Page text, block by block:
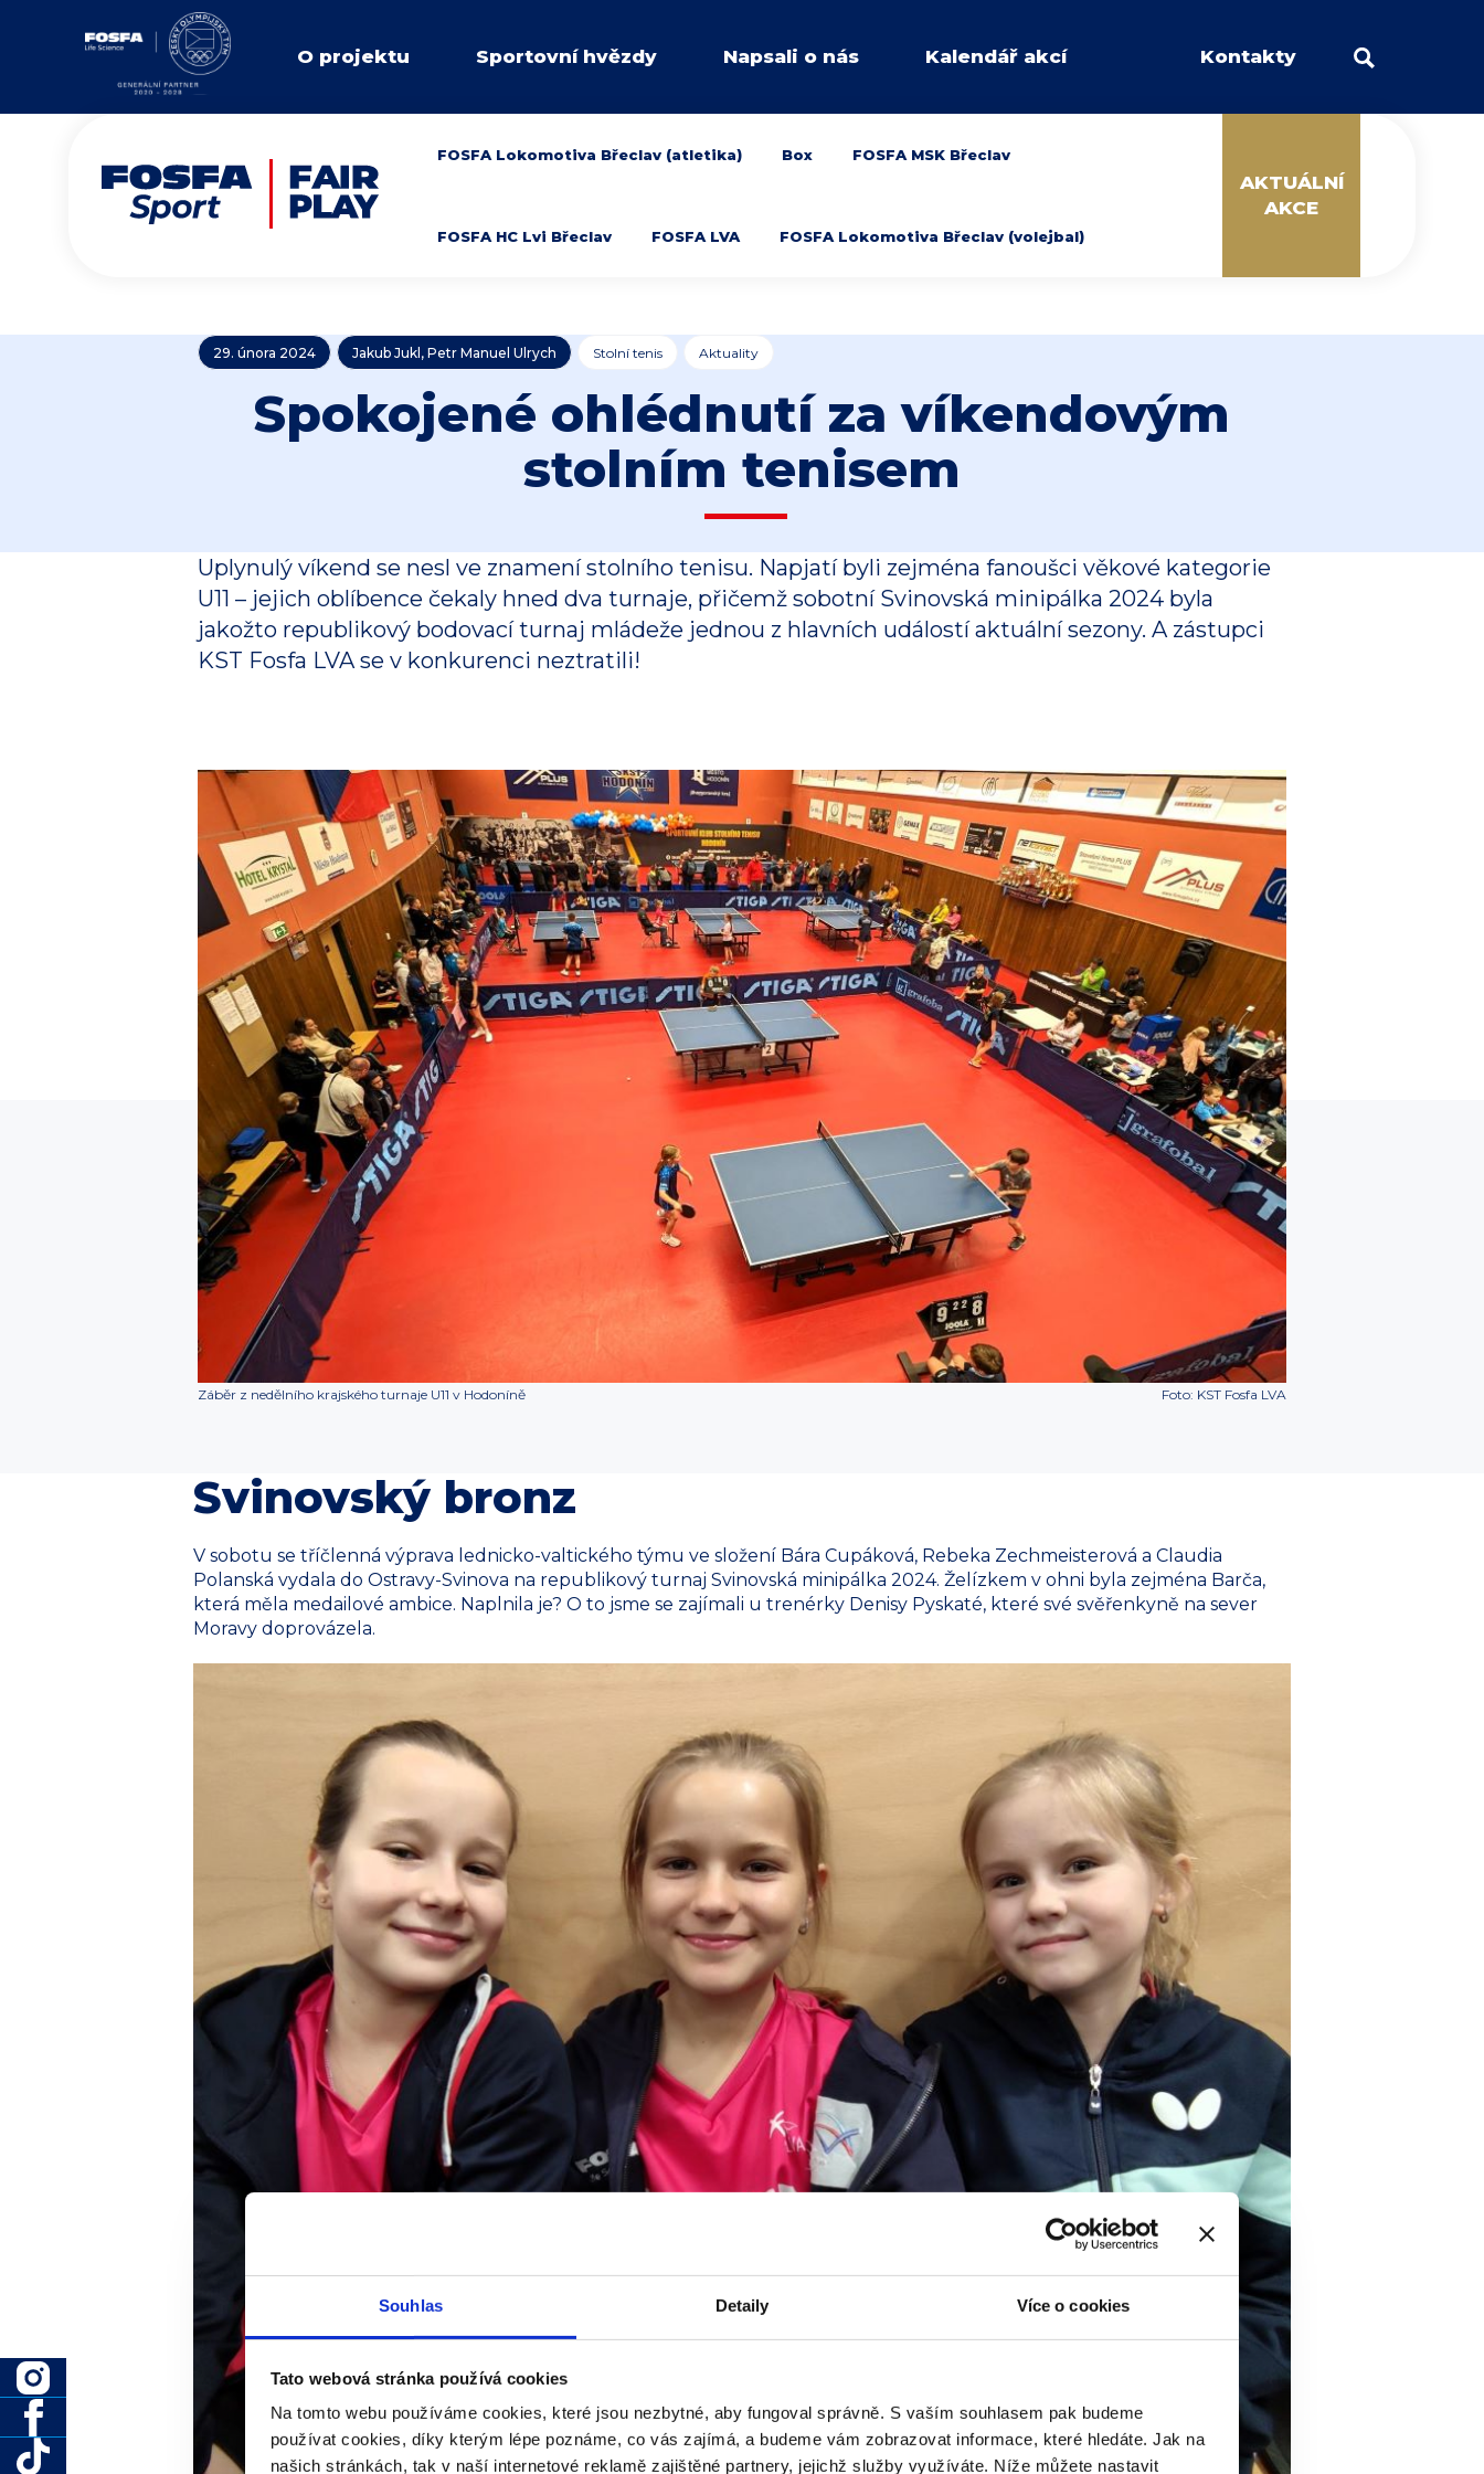
Souhlas Detaily Více o cookies
Tato webová stránka používá cookies
Na tomto webu používáme cookies, které jsou nezbytné, aby fungoval správně. S vaším souhlasem pak budeme
používat cookies, díky kterým lépe poznáme, co vás zajímá, a budeme vám zobrazovat informace, které hledáte. Jak na
našich stránkách, tak v naší internetové reklamě zajištěné partnery, jejichž služby využíváte. Níže můžete nastavit
O projektu Sportovní hvězdy Napsali o nás Kalendář akcí Kontakty
FOSFA Lokomotiva Břeclav (atletika) Box FOSFA MSK Břeclav
FOSFA HC Lvi Břeclav FOSFA LVA FOSFA Lokomotiva Břeclav (volejbal)
AKTUÁLNÍ
AKCE
29. února 2024 Jakub Jukl, Petr Manuel Ulrych Stolní tenis Aktuality
Spokojené ohlédnutí za víkendovým
stolním tenisem
Uplynulý víkend se nesl ve znamení stolního tenisu. Napjatí byli zejména fanoušci věkové kategorie
U11 – jejich oblíbence čekaly hned dva turnaje, přičemž sobotní Svinovská minipálka 2024 byla
jakožto republikový bodovací turnaj mládeže jednou z hlavních událostí aktuální sezony. A zástupci
KST Fosfa LVA se v konkurenci neztratili!
Záběr z nedělního krajského turnaje U11 v Hodoníně Foto: KST Fosfa LVA
Svinovský bronz
V sobotu se tříčlenná výprava lednicko-valtického týmu ve složení Bára Cupáková, Rebeka Zechmeisterová a Claudia
Polanská vydala do Ostravy-Svinova na republikový turnaj Svinovská minipálka 2024. Želízkem v ohni byla zejména Barča,
která měla medailové ambice. Naplnila je? O to jsme se zajímali u trenérky Denisy Pyskaté, které své svěřenkyně na sever
Moravy doprovázela.